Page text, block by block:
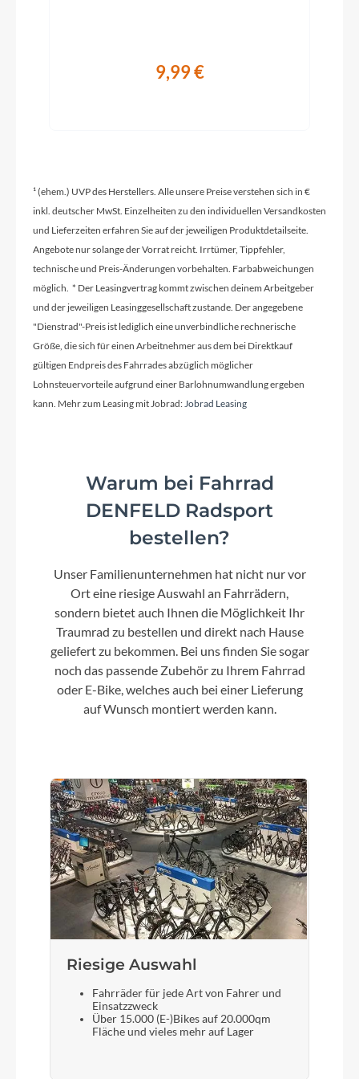
Modelljahr
Griffe
Ergon GP-10
Ladegerät
Bosch 4A Ladegerät
Schaltwerk
Aluminium 6061
Kurbelgarnitur
FSA
Kassette
GATES ® CDX 32T
Lenker
summit lake blue
Motor
Bosch Performance Line CX (Smart System)
25/85Nm
Kette
GATES ® CDX 128T
Rücklicht
Fuxon RZ-100 EB, mit COB Technologie
9,99 €
¹ (ehem.) UVP des Herstellers. Alle unsere Preise verstehen sich in €
inkl. deutscher MwSt. Einzelheiten zu den individuellen Versandkosten
und Lieferzeiten erfahren Sie auf der jeweiligen Produktdetailseite.
Angebote nur solange der Vorrat reicht. Irrtümer, Tippfehler,
technische und Preis-Änderungen vorbehalten. Farbabweichungen
möglich. * Der Leasingvertrag kommt zwischen deinem Arbeitgeber
und der jeweiligen Leasinggesellschaft zustande. Der angegebene
"Dienstrad"-Preis ist lediglich eine unverbindliche rechnerische
Größe, die sich für einen Arbeitnehmer aus dem bei Direktkauf
gültigen Endpreis des Fahrrades abzüglich möglicher
Lohnsteuervorteile aufgrund einer Barlohnumwandlung ergeben
kann. Mehr zum Leasing mit Jobrad:Jobrad Leasing
Warum bei Fahrrad
DENFELD Radsport
bestellen?
Unser Familienunternehmen hat nicht nur vor
Ort eine riesige Auswahl an Fahrrädern,
sondern bietet auch Ihnen die Möglichkeit Ihr
Traumrad zu bestellen und direkt nach Hause
geliefert zu bekommen. Bei uns finden Sie sogar
noch das passende Zubehör zu Ihrem Fahrrad
oder E-Bike, welches auch bei einer Lieferung
auf Wunsch montiert werden kann.
Riesige Auswahl
Fahrräder für jede Art von Fahrer und
Einsatzzweck
Über 15.000 (E-)Bikes auf 20.000qm
Fläche und vieles mehr auf Lager